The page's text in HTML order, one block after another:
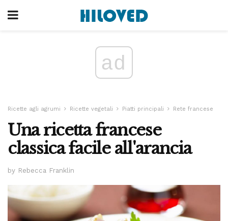
ad
Ricette agli agrumi Ricette vegetali Piatti principali Rete francese
Una ricetta francese
classica facile all'arancia
by Rebecca Franklin